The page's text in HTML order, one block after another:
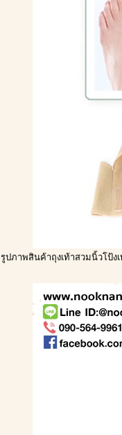
รูปภาพสินค้าถุงเท้าสวมนิ้วโป้งเ